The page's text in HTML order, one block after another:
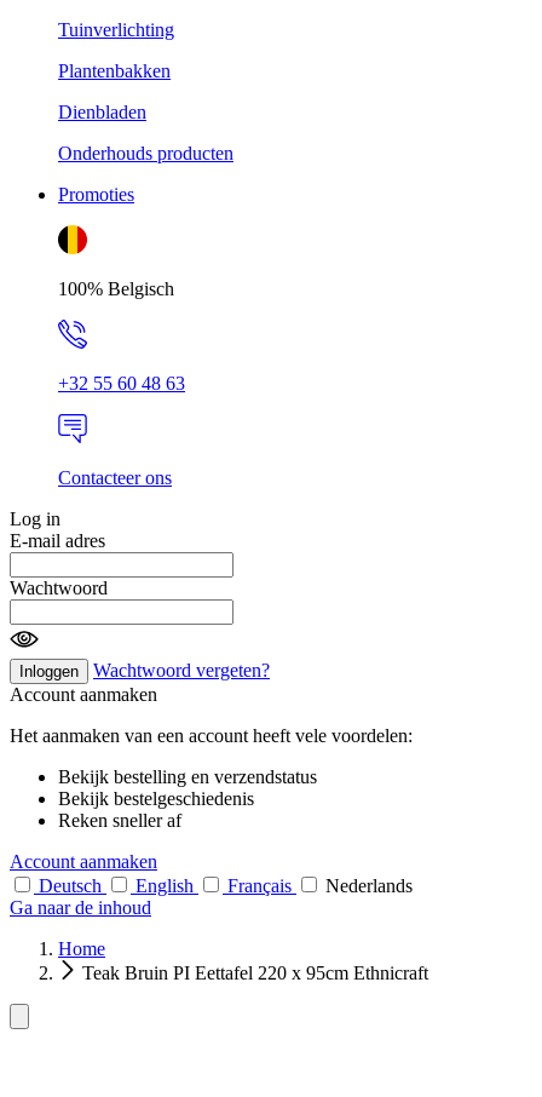
Tuinverlichting
Plantenbakken
Dienbladen
Onderhouds producten
Promoties
100% Belgisch
+32 55 60 48 63
Contacteer ons
Log in
E-mail adres
Wachtwoord
Inloggen
Wachtwoord vergeten?
Account aanmaken
Het aanmaken van een account heeft vele voordelen:
Bekijk bestelling en verzendstatus
Bekijk bestelgeschiedenis
Reken sneller af
Account aanmaken
Deutsch
English Français
Nederlands
Ga naar de inhoud
Home
Teak Bruin PI Eettafel 220 x 95cm Ethnicraft